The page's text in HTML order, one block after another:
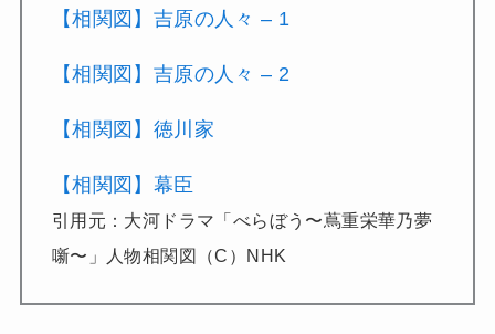
【相関図】吉原の人々 – 1
【相関図】吉原の人々 – 2
【相関図】徳川家
【相関図】幕臣
引用元：大河ドラマ「べらぼう〜蔦重栄華乃夢
噺〜」人物相関図（C）NHK